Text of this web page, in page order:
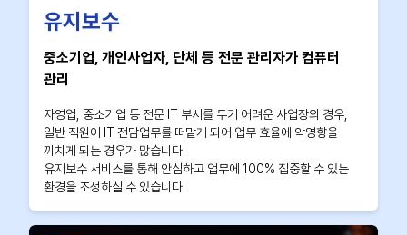
유지보수
중소기업, 개인사업자, 단체 등 전문 관리자가 컴퓨터
관리
자영업, 중소기업 등 전문 IT 부서를 두기 어려운 사업장의 경우,
일반 직원이 IT 전담업무를 떠맡게 되어 업무 효율에 악영향을
끼치게 되는 경우가 많습니다.
유지보수 서비스를 통해 안심하고 업무에 100% 집중할 수 있는
환경을 조성하실 수 있습니다.